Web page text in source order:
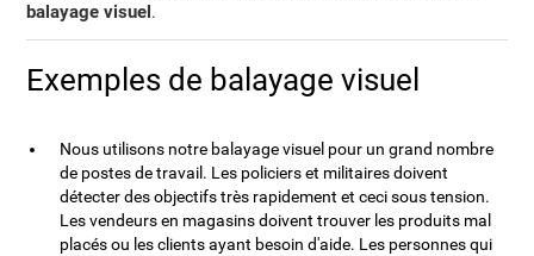
balayage visuel.
Exemples de balayage visuel
Nous utilisons notre balayage visuel pour un grand nombre
de postes de travail. Les policiers et militaires doivent
détecter des objectifs très rapidement et ceci sous tension.
Les vendeurs en magasins doivent trouver les produits mal
placés ou les clients ayant besoin d'aide. Les personnes qui